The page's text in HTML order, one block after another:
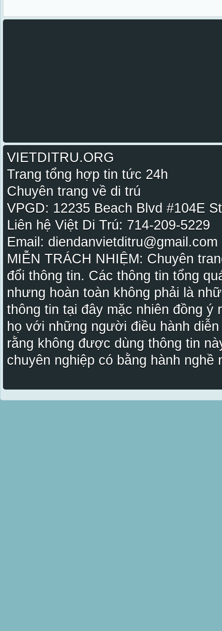
VIETDITRU.ORG
Trang tổng hợp tin tức 24h
Chuyên trang về di trú
VPGD: 12235 Beach Blvd #104E
Liên hệ Việt Di Trú: 714-209-5229
Email:
MIỄN TRÁCH NHIỆM: Chuyên
đổi thông tin. Các thông tin tổng
nhưng hoàn toàn không phải là
thông tin tại đây mặc nhiên đồng ý
họ với những người điều hành
rằng không được dùng thông tin
chuyên nghiệp có bằng hành